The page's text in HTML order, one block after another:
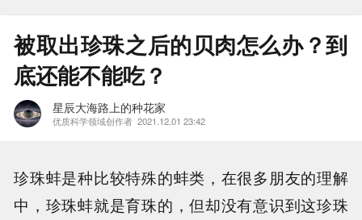
被取出珍珠之后的贝肉怎么办？到
底还能不能吃？
星辰大海路上的种花家
优质科学领域创作者 2021.12.01 23:42
珍珠蚌是种比较特殊的蚌类，在很多朋友的理解
中，珍珠蚌就是育珠的，但却没有意识到这珍珠